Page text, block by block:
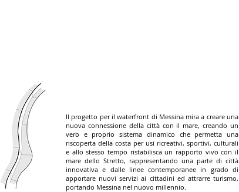
Il progetto per il waterfront di Messina mira a creare una
nuova connessione della città con il mare, creando un
vero e proprio sistema dinamico che permetta una
riscoperta della costa per usi ricreativi, sportivi, culturali
e allo stesso tempo ristabilisca un rapporto vivo con il
mare dello Stretto, rappresentando una parte di città
innovativa e dalle linee contemporanee in grado di
apportare nuovi servizi ai cittadini ed attrarre turismo,
portando Messina nel nuovo millennio.